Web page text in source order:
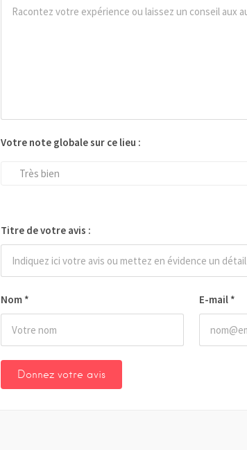
Nom * E-mail *
Votre note globale sur ce lieu :
Très bien
Titre de votre avis :